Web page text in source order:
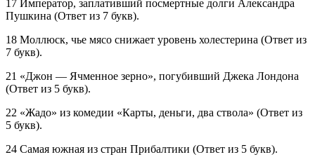
17 Император, заплативший посмертные долги Александра
Пушкина (Ответ из 7 букв).
18 Моллюск, чье мясо снижает уровень холестерина (Ответ из
7 букв).
21 «Джон — Ячменное зерно», погубивший Джека Лондона
(Ответ из 5 букв).
22 «Жадо» из комедии «Карты, деньги, два ствола» (Ответ из
5 букв).
24 Самая южная из стран Прибалтики (Ответ из 5 букв).